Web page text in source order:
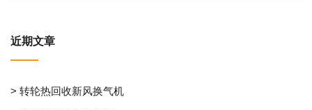
近期文章
> 转轮热回收新风换气机